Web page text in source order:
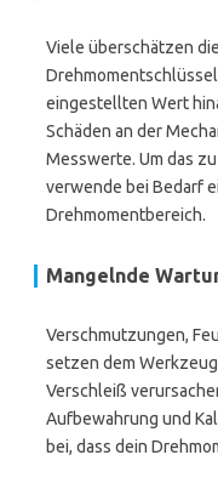
Viele überschätzen
eingestellten Wert
Schäden an der
Messwerte. Um das
verwende bei Bedarf
Drehmomentbereich.
Mangelnde
Verschmutzungen,
setzen dem
Verschleiß
Aufbewahrung und
bei, dass dein